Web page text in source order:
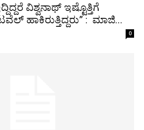
ವಿಶ್ವನಾಥ್ ಇಷ್ಟೊತ್ತಿಗೆ
ಹಾಕಿರುತ್ತಿದ್ದರು” : ಮಾಜಿ...
0